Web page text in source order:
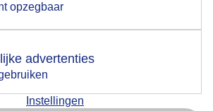
opzegbaar
advertenties
Instellingen
toon de popup
niet, misschien later